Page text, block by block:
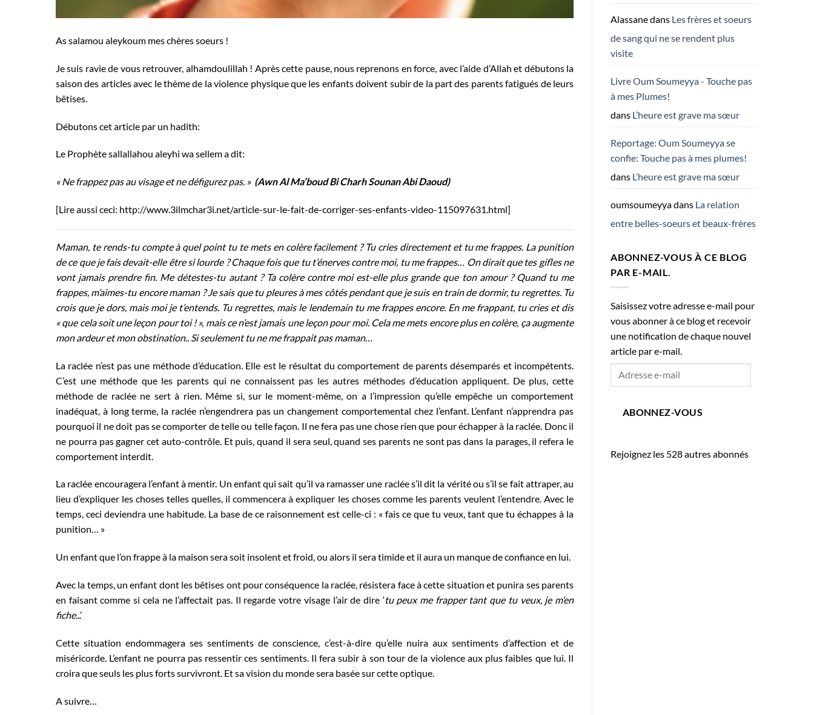
As salamou aleykoum mes chères soeurs !
Je suis ravie de vous retrouver, alhamdoulillah ! Après cette pause, nous reprenons en force, avec l’aide d’Allah et débutons la
saison des articles avec le thème de la violence physique que les enfants doivent subir de la part des parents fatigués de leurs
bêtises.
Débutons cet article par un hadith:
Le Prophète sallallahou aleyhi wa sellem a dit:
« Ne frappez pas au visage et ne défigurez pas. » (Awn Al Ma’boud Bi Charh Sounan Abi Daoud)
[Lire aussi ceci: http://www.3ilmchar3i.net/article-sur-le-fait-de-corriger-ses-enfants-video-115097631.html]
Maman, te rends-tu compte à quel point tu te mets en colère facilement ? Tu cries directement et tu me frappes. La punition
de ce que je fais devait-elle être si lourde ? Chaque fois que tu t’énerves contre moi, tu me frappes… On dirait que tes gifles ne
vont jamais prendre fin. Me détestes-tu autant ? Ta colère contre moi est-elle plus grande que ton amour ? Quand tu me
frappes, m’aimes-tu encore maman ? Je sais que tu pleures à mes côtés pendant que je suis en train de dormir, tu regrettes. Tu
crois que je dors, mais moi je t’entends. Tu regrettes, mais le lendemain tu me frappes encore. En me frappant, tu cries et dis
« que cela soit une leçon pour toi ! », mais ce n’est jamais une leçon pour moi. Cela me mets encore plus en colère, ça augmente
mon ardeur et mon obstination.. Si seulement tu ne me frappait pas maman…
La raclée n’est pas une méthode d’éducation. Elle est le résultat du comportement de parents désemparés et incompétents.
C’est une méthode que les parents qui ne connaissent pas les autres méthodes d’éducation appliquent. De plus, cette
méthode de raclée ne sert à rien. Même si, sur le moment-même, on a l’impression qu’elle empêche un comportement
inadéquat, à long terme, la raclée n’engendrera pas un changement comportemental chez l’enfant. L’enfant n’apprendra pas
pourquoi il ne doit pas se comporter de telle ou telle façon. Il ne fera pas une chose rien que pour échapper à la raclée. Donc il
ne pourra pas gagner cet auto-contrôle. Et puis, quand il sera seul, quand ses parents ne sont pas dans la parages, il refera le
comportement interdit.
La raclée encouragera l’enfant à mentir. Un enfant qui sait qu’il va ramasser une raclée s’il dit la vérité ou s’il se fait attraper, au
lieu d’expliquer les choses telles quelles, il commencera à expliquer les choses comme les parents veulent l’entendre. Avec le
temps, ceci deviendra une habitude. La base de ce raisonnement est celle-ci : « fais ce que tu veux, tant que tu échappes à la
punition… »
Un enfant que l’on frappe à la maison sera soit insolent et froid, ou alors il sera timide et il aura un manque de confiance en lui.
Avec la temps, un enfant dont les bêtises ont pour conséquence la raclée, résistera face à cette situation et punira ses parents
en faisant comme si cela ne l’affectait pas. Il regarde votre visage l’air de dire ‘tu peux me frapper tant que tu veux, je m’en
fiche...’
Cette situation endommagera ses sentiments de conscience, c’est-à-dire qu’elle nuira aux sentiments d’affection et de
miséricorde. L’enfant ne pourra pas ressentir ces sentiments. Il fera subir à son tour de la violence aux plus faibles que lui. Il
croira que seuls les plus forts survivront. Et sa vision du monde sera basée sur cette optique.
A suivre…
Alassanedans Les frères et soeurs
de sang qui ne se rendent plus
visite
Livre Oum Soumeyya - Touche pas
à mes Plumes!
dans L’heure est grave ma sœur
Reportage: Oum Soumeyya se
confie: Touche pas à mes plumes!
dans L’heure est grave ma sœur
oumsoumeyyadans La relation
entre belles-soeurs et beaux-frères
ABONNEZ-VOUS À CE BLOG
PAR E-MAIL.
Saisissez votre adresse e-mail pour
vous abonner à ce blog et recevoir
une notification de chaque nouvel
article par e-mail.
Adresse
ABONNEZ-VOUS
Rejoignez les 528 autres abonnés